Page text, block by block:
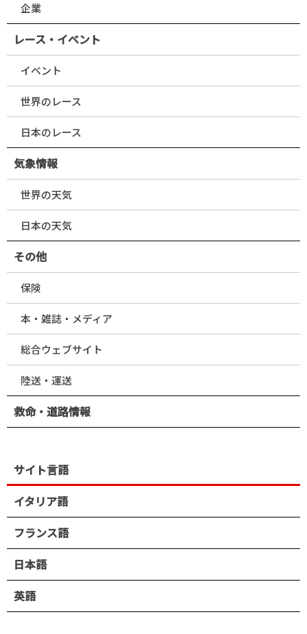
企業
レース・イベント
イベント
世界のレース
日本のレース
気象情報
世界の天気
日本の天気
その他
保険
本・雑誌・メディア
総合ウェブサイト
陸送・運送
救命・道路情報
サイト言語
イタリア語
フランス語
日本語
英語